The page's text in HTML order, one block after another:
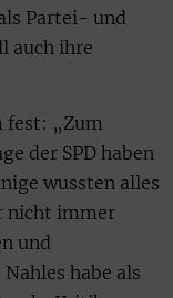
Partei- und
auch ihre
fest: „Zum
der SPD haben
wussten alles
nicht immer
und
habe als